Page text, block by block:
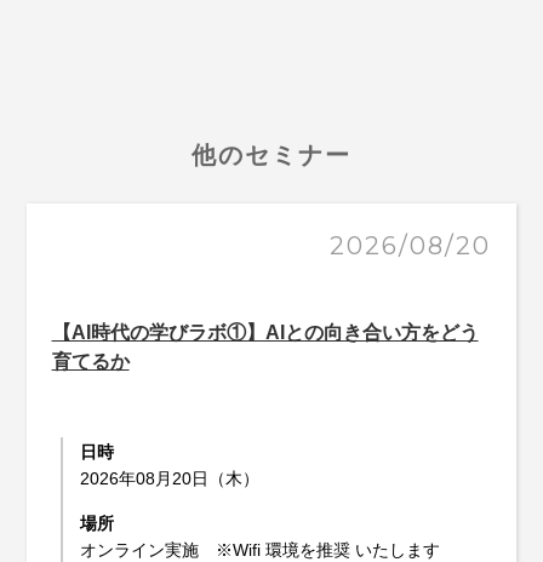
他のセミナー
2026/08/20
【AI時代の学びラボ①】AIとの向き合い方をどう
育てるか
日時
2026年08月20日（木）
場所
オンライン実施 ※Wifi 環境を推奨 いたします